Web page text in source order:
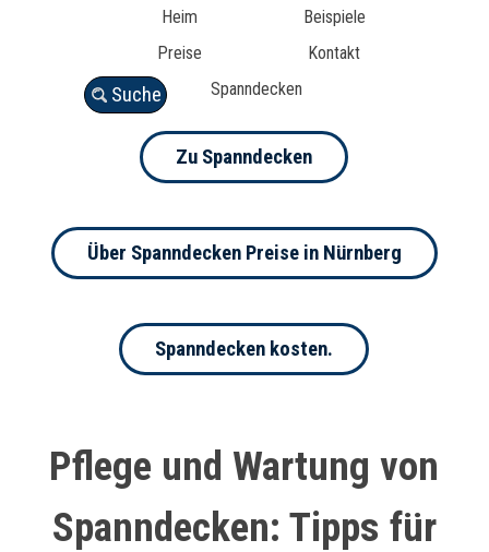
Heim
Beispiele
Preise
Kontakt
Spanndecken
Suche
Zu Spanndecken
Über Spanndecken Preise in Nürnberg
Spanndecken kosten.
Pflege und Wartung von
Spanndecken: Tipps für